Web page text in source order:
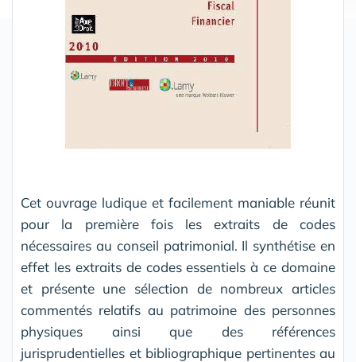
Cet ouvrage ludique et facilement maniable réunit
pour la première fois les extraits de codes
nécessaires au conseil patrimonial. Il synthétise en
effet les extraits de codes essentiels à ce domaine
et présente une sélection de nombreux articles
commentés relatifs au patrimoine des personnes
physiques ainsi que des références
jurisprudentielles et bibliographique pertinentes au